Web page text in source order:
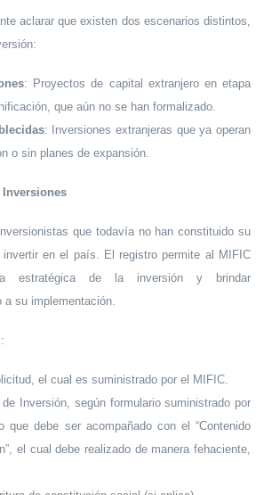
aclarar que existen dos escenarios distintos,
: Proyectos de capital extranjero en etapa
que aún no se han formalizado.
: Inversiones extranjeras que ya operan
o sin planes de expansión.
Inversiones
que todavía no han constituido su
invertir en el país. El registro permite al MIFIC
estratégica de la inversión y brindar
su implementación.
el cual es suministrado por el MIFIC.
Inversión, según formulario suministrado por
que debe ser acompañado con el “Contenido
el cual debe realizado de manera fehaciente,